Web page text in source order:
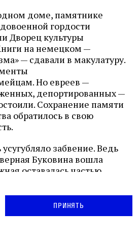
доме, памятнике
гордости
Дворец культуры
на немецком —
— сдавали в макулатуру.
Но евреев —
депортированных —
Сохранение памяти
обратилось в свою
забвение. Ведь
Буковина вошла
оставалась частью
Каждая
собственное алиби.
историография
«многовековой
упоминать
Принять